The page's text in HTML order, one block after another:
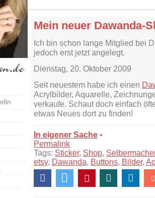
Mein neuer Dawanda-
Ich bin schon lange Mitglied bei
jedoch erst jetzt angelegt.
Dienstag, 20. Oktober 2009
Seit neuestem habe ich einen
Acrylbilder, Aquarelle,
verkaufe. Schaut doch einfach
etwas Neues dort zu finden!
In eigener Sache •
Permalink
Tags: Sticker, Shop,
etsy, Dawanda, Buttons, Bilder,